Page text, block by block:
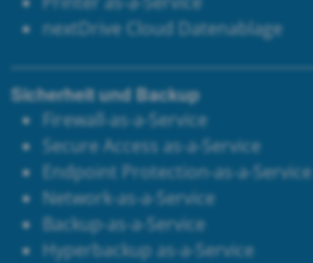
nextDrive Cloud Datenablage
Sicherheit und Backup
Firewall-as-a-Service
Secure Access as-a-Service
Endpoint Protection-as-a-Service
Network-as-a-Service
Backup-as-a-Service
Hyperbackup as-a-Service